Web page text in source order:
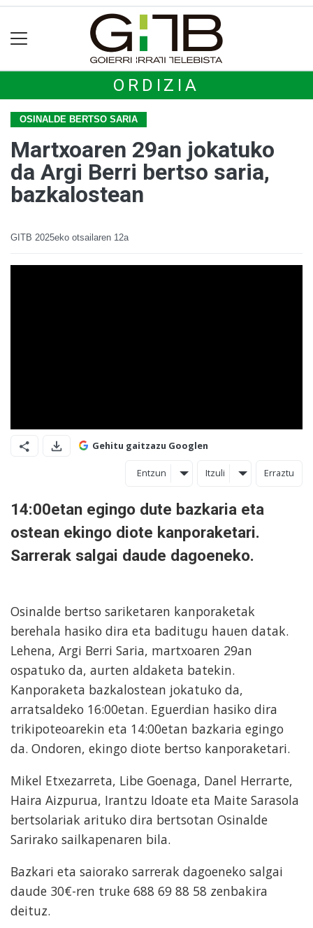
ORDIZIA
OSINALDE BERTSO SARIA
Martxoaren 29an jokatuko
da Argi Berri bertso saria,
bazkalostean
GITB 2025eko otsailaren 12a
Gehitu gaitzazu Googlen
Entzun Itzuli Erraztu
14:00etan egingo dute bazkaria eta
ostean ekingo diote kanporaketari.
Sarrerak salgai daude dagoeneko.
Osinalde bertso sariketaren kanporaketak
berehala hasiko dira eta baditugu hauen datak.
Lehena, Argi Berri Saria, martxoaren 29an
ospatuko da, aurten aldaketa batekin.
Kanporaketa bazkalostean jokatuko da,
arratsaldeko 16:00etan. Eguerdian hasiko dira
trikipoteoarekin eta 14:00etan bazkaria egingo
da. Ondoren, ekingo diote bertso kanporaketari.
Mikel Etxezarreta, Libe Goenaga, Danel Herrarte,
Haira Aizpurua, Irantzu Idoate eta Maite Sarasola
bertsolariak arituko dira bertsotan Osinalde
Sarirako sailkapenaren bila.
Bazkari eta saiorako sarrerak dagoeneko salgai
daude 30€-ren truke 688 69 88 58 zenbakira
deituz.